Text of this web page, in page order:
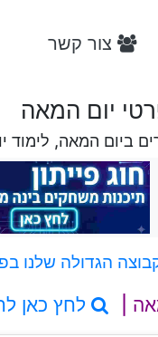
צור קשר
יום המאה
ביום המאה, לימוד
הגדולה שלנו
| לחץ כאן